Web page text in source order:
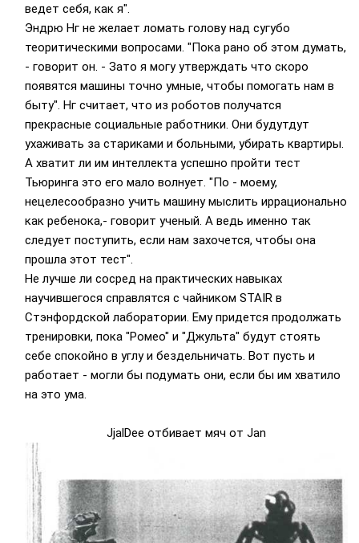
ведет себя, как я".
Эндрю Нг не желает ломать голову над сугубо
теоритическими вопросами. "Пока рано об этом думать,
- говорит он. - Зато я могу утверждать что скоро
появятся машины точно умные, чтобы помогать нам в
быту". Нг считает, что из роботов получатся
прекрасные социальные работники. Они будутдут
ухаживать за стариками и больными, убирать квартиры.
А хватит ли им интеллекта успешно пройти тест
Тьюринга это его мало волнует. "По - моему,
нецелесообразно учить машину мыслить иррационально
как ребенока,- говорит ученый. А ведь именно так
следует поступить, если нам захочется, чтобы она
прошла этот тест".
Не лучше ли сосред на практических навыках
научившегося справлятся с чайником STAIR в
Стэнфордской лаборатории. Ему придется продолжать
тренировки, пока "Ромео" и "Джульта" будут стоять
себе спокойно в углу и бездельничать. Вот пусть и
работает - могли бы подумать они, если бы им хватило
на это ума.
JjalDee отбивает мяч от Jan